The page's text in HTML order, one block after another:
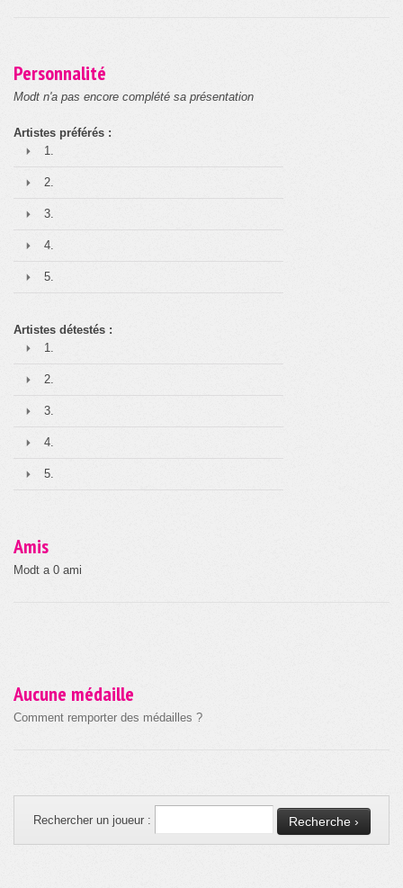
Personnalité
Modt n'a pas encore complété sa présentation
Artistes préférés :
1.
2.
3.
4.
5.
Artistes détestés :
1.
2.
3.
4.
5.
Amis
Modt a 0 ami
Aucune médaille
Comment remporter des médailles ?
Rechercher un joueur :